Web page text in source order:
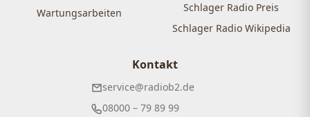
Wartungsarbeiten
Schlager Radio Preis
Schlager Radio Wikipedia
Kontakt
service@radiob2.de
08000 – 79 89 99